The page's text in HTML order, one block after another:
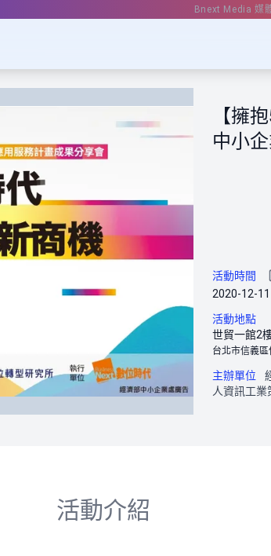
Bnext Media 媒
【擁
中小
活動時間
2020-12-
活動地點
世貿一館2
台北市信義
主辦單位
人資訊工業
活動介紹